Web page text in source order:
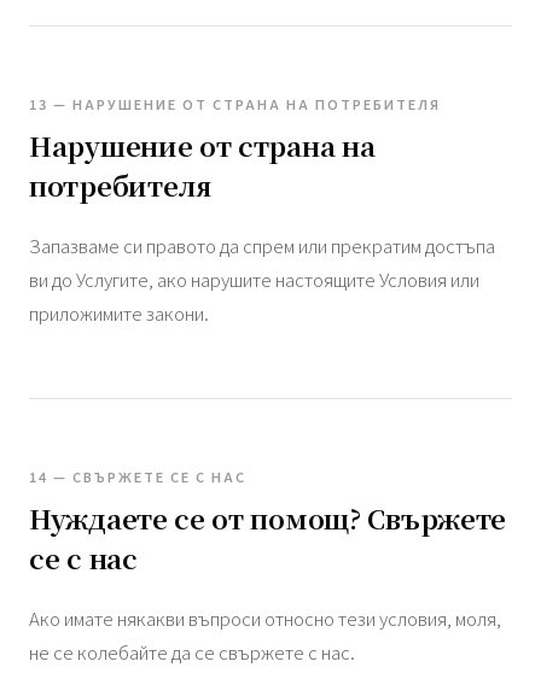
13 — НАРУШЕНИЕ ОТ СТРАНА НА ПОТРЕБИТЕЛЯ
Нарушение от страна на
потребителя
Запазваме си правото да спрем или прекратим достъпа
ви до Услугите, ако нарушите настоящите Условия или
приложимите закони.
14 — СВЪРЖЕТЕ СЕ С НАС
Нуждаете се от помощ? Свържете
се с нас
Ако имате някакви въпроси относно тези условия, моля,
не се колебайте да се свържете с нас.